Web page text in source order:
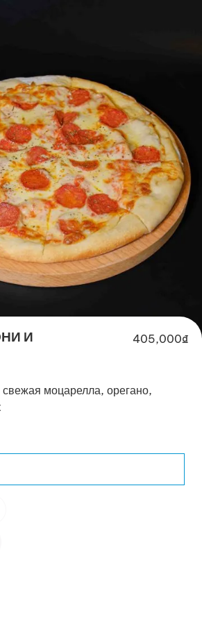
И 405,000₫
моцарелла, орегано,